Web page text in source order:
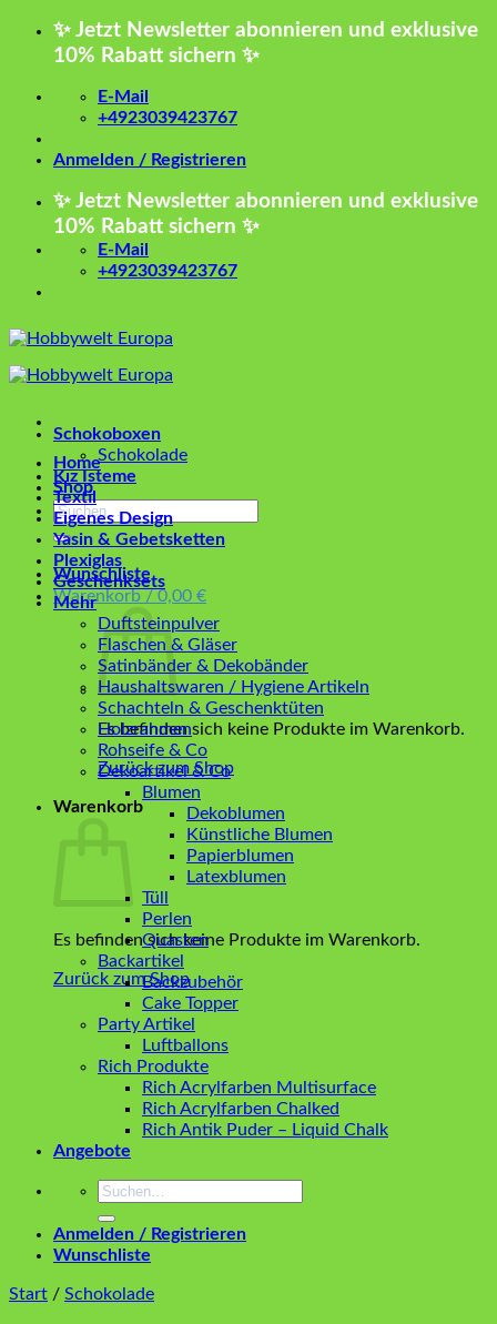
Zum
✨ Jetzt Newsletter abonnieren und exklusive
10% Rabatt sichern ✨
E-Mail
+4923039423767
Anmelden / Registrieren
✨ Jetzt Newsletter abonnieren und exklusive
10% Rabatt sichern ✨
E-Mail
+4923039423767
Home
Shop
Suchen
nach:
Wunschliste
Warenkorb / 0,00 €
Es befinden sich keine Produkte im Warenkorb.
Zurück zum Shop
Warenkorb
Es befinden sich keine Produkte im Warenkorb.
Zurück zum Shop
Schokoboxen
Schokolade
Kız İsteme
Textil
Eigenes Design
Yasin & Gebetsketten
Plexiglas
Geschenksets
Mehr
Duftsteinpulver
Flaschen & Gläser
Satinbänder & Dekobänder
Haushaltswaren / Hygiene Artikeln
Schachteln & Geschenktüten
Holzrahmen
Rohseife & Co
Dekoartikel & Co
Blumen
Dekoblumen
Künstliche Blumen
Papierblumen
Latexblumen
Tüll
Perlen
Quasten
Backartikel
Backzubehör
Cake Topper
Party Artikel
Luftballons
Rich Produkte
Rich Acrylfarben Multisurface
Rich Acrylfarben Chalked
Rich Antik Puder – Liquid Chalk
Angebote
Suchen
Anmelden / Registrieren
Wunschliste
Start / Schokolade